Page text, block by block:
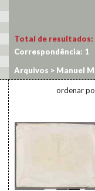
Total de resultados:
Correspondência: 1
Arquivos > Manuel
ordenar